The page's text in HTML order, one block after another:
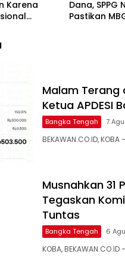
Karena
Cair
Dana, SPPG
Pastikan
Malam Terang
Ketua APDESI
Bangka Tengah 7
BEKAWAN.CO.ID,
Musnahkan 31
Tegaskan
Tuntas
Bangka Tengah 6
KOBA,